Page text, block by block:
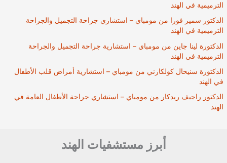
الترميمية في الهند
الدكتور سمير فورا من مومباي – استشاري جراحة التجميل والجراحة
الترميمية في الهند
الدكتورة لينا جاين من مومباي – استشارية جراحة التجميل والجراحة
الترميمية في الهند
الدكتورة سنيحال كولكارني من مومباي – استشارية أمراض قلب الأطفال
في الهند
الدكتور راجيف ريدكار من مومباي – استشاري جراحة الأطفال العامة في
الهند
أبرز مستشفيات الهند